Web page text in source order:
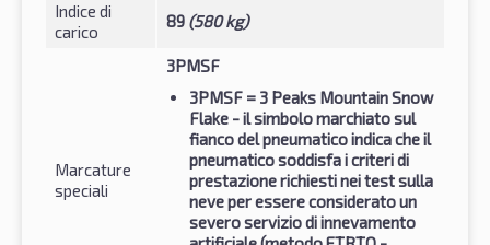
Indice di
carico
89 (580 kg)
Marcature
speciali
3PMSF
3PMSF = 3 Peaks Mountain Snow
Flake - il simbolo marchiato sul
fianco del pneumatico indica che il
pneumatico soddisfa i criteri di
prestazione richiesti nei test sulla
neve per essere considerato un
severo servizio di innevamento